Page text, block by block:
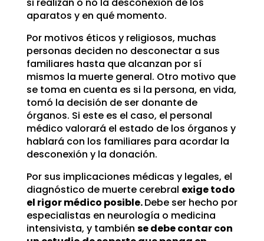
si realizan o no la desconexión de los
aparatos y en qué momento.
Por motivos éticos y religiosos, muchas
personas deciden no desconectar a sus
familiares hasta que alcanzan por sí
mismos la muerte general. Otro motivo que
se toma en cuenta es si la persona, en vida,
tomó la decisión de ser donante de
órganos. Si este es el caso, el personal
médico valorará el estado de los órganos y
hablará con los familiares para acordar la
desconexión y la donación.
Por sus implicaciones médicas y legales, el
diagnóstico de muerte cerebral exige todo
el rigor médico posible.Debe ser hecho por
especialistas en neurología o medicina
intensivista, y también se debe contar con